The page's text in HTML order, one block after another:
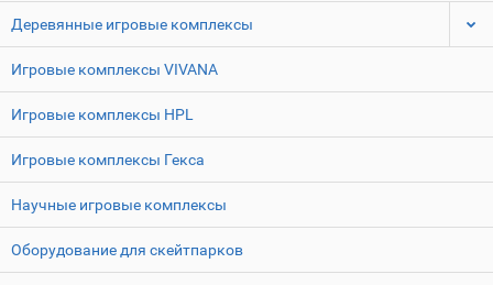
Деревянные игровые комплексы
Игровые комплексы VIVANA
Игровые комплексы HPL
Игровые комплексы Гекса
Научные игровые комплексы
Оборудование для скейтпарков